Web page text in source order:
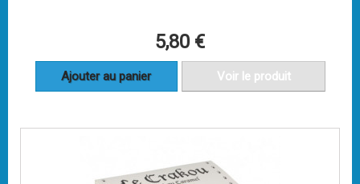
5,80 €
Ajouter au panier Voir le produit